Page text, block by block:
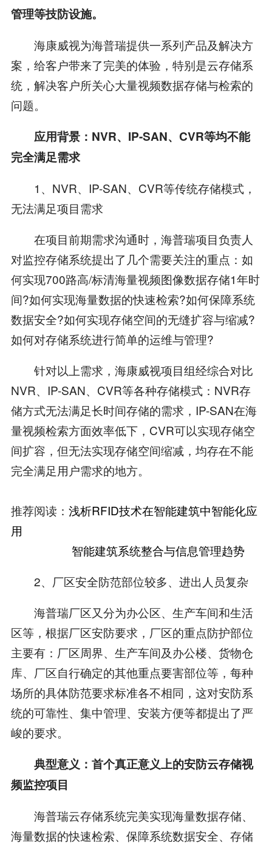
管理等技防设施。
海康威视为海普瑞提供一系列产品及解决方
案，给客户带来了完美的体验，特别是云存储系
统，解决客户所关心大量视频数据存储与检索的
问题。
应用背景：NVR、IP-SAN、CVR等均不能
完全满足需求
1、NVR、IP-SAN、CVR等传统存储模式，
无法满足项目需求
在项目前期需求沟通时，海普瑞项目负责人
对监控存储系统提出了几个需要关注的重点：如
何实现700路高/标清海量视频图像数据存储1年时
间?如何实现海量数据的快速检索?如何保障系统
数据安全?如何实现存储空间的无缝扩容与缩减?
如何对存储系统进行简单的运维与管理?
针对以上需求，海康威视项目组经综合对比
NVR、IP-SAN、CVR等各种存储模式：NVR存
储方式无法满足长时间存储的需求，IP-SAN在海
量视频检索方面效率低下，CVR可以实现存储空
间扩容，但无法实现存储空间缩减，均存在不能
完全满足用户需求的地方。
推荐阅读： 浅析RFID技术在智能建筑中智能化应
用
智能建筑系统整合与信息管理趋势
2、厂区安全防范部位较多、进出人员复杂
海普瑞厂区又分为办公区、生产车间和生活
区等，根据厂区安防要求，厂区的重点防护部位
主要有：厂区周界、生产车间及办公楼、货物仓
库、厂区自行确定的其他重点要害部位等，每种
场所的具体防范要求标准各不相同，这对安防系
统的可靠性、集中管理、安装方便等都提出了严
峻的要求。
典型意义：首个真正意义上的安防云存储视
频监控项目
海普瑞云存储系统完美实现海量数据存储、
海量数据的快速检索、保障系统数据安全、存储